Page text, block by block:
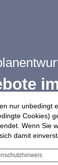
nur unbedingt
Cookies)
Wenn Sie
damit